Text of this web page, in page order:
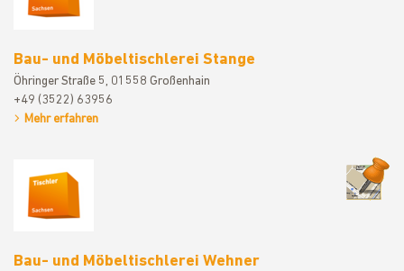
Bau- und Möbeltischlerei Stange
Öhringer Straße 5, 01558 Großenhain
+49 (3522) 63956
Mehr erfahren
Bau- und Möbeltischlerei Wehner
Bau- und